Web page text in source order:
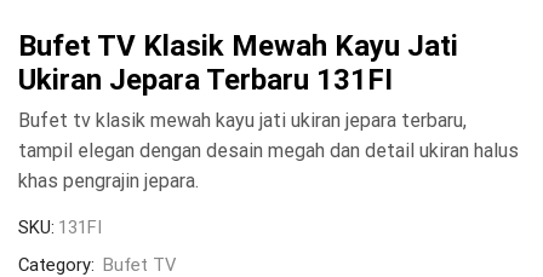
Bufet TV Klasik Mewah Kayu Jati
Ukiran Jepara Terbaru 131FI
Bufet tv klasik mewah kayu jati ukiran jepara terbaru,
tampil elegan dengan desain megah dan detail ukiran halus
khas pengrajin jepara.
SKU: 131FI
Category: Bufet TV